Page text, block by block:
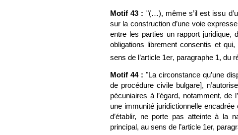
Motif 43 : "(…), même s’il est issu
sur la construction d’une voie
entre les parties un rapport juridique,
obligations librement consentis et
sens de l’article 1er, paragraphe 1, du
Motif 44 : "La circonstance qu’une
de procédure civile bulgare],
pécuniaires à l’égard, notamment,
une immunité juridictionnelle
d’établir, ne porte pas atteinte à la
principal, au sens de l’article 1er,